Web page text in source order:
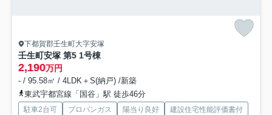
下都賀郡壬生町大字安塚
壬生町安塚 第5 1号棟
2,190万円
- / 95.58㎡ / 4LDK＋S(納戸) /新築
東武宇都宮線「国谷」駅 徒歩46分
駐車2台可 プロパンガス 陽当り良好
建設住宅性能評価書付